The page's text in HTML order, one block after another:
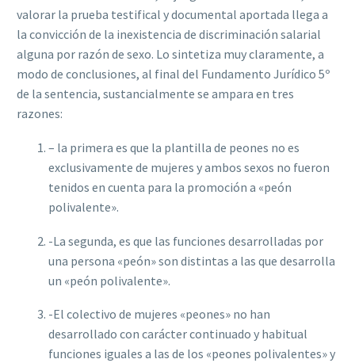
valorar la prueba testif‌ical y documental aportada llega a
la convicción de la inexistencia de discriminación salarial
alguna por razón de sexo. Lo sintetiza muy claramente, a
modo de conclusiones, al f‌inal del Fundamento Jurídico 5º
de la sentencia, sustancialmente se ampara en tres
razones:
– la primera es que la plantilla de peones no es
exclusivamente de mujeres y ambos sexos no fueron
tenidos en cuenta para la promoción a «peón
polivalente».
-La segunda, es que las funciones desarrolladas por
una persona «peón» son distintas a las que desarrolla
un «peón polivalente».
-El colectivo de mujeres «peones» no han
desarrollado con carácter continuado y habitual
funciones iguales a las de los «peones polivalentes» y